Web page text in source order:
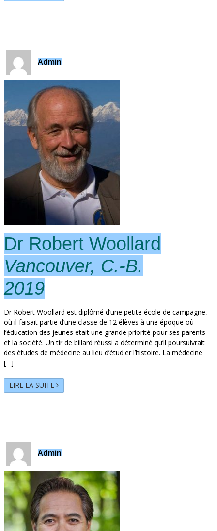
Admin
Dr Robert Woollard
Vancouver, C.-B.
2019
Dr Robert Woollard est diplômé d’une petite école de campagne,
où il faisait partie d’une classe de 12 élèves à une époque où
l’éducation des jeunes était une grande priorité pour ses parents
et la société. Un tir de billard réussi a déterminé qu’il poursuivrait
des études de médecine au lieu d’étudier l’histoire. La médecine
[…]
LIRE LA SUITE
Admin